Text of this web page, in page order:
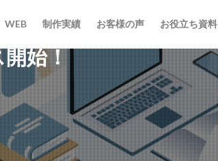
WEB 制作実績 お客様の声 お役立ち資料
始！